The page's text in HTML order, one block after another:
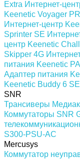
Extra Интернет-
Keenetic Voyager
Интернет-центр
Sprinter SE
центр Keenetic
Skipper 4G
питания Keenetic
Адаптер питания
Keenetic Buddy 6 SE
SNR
Трансиверы
Коммутаторы SNR
S300-PSU-AC
Mercusys
Коммутатор